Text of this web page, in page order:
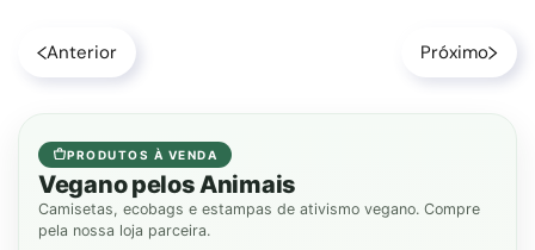
Anterior Próximo
PRODUTOS À VENDA
Vegano pelos Animais
Camisetas, ecobags e estampas de ativismo vegano. Compre
pela nossa loja parceira.